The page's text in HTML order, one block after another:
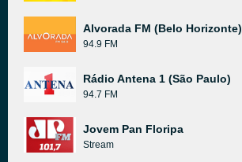
Alvorada FM (Belo Horizonte)
94.9 FM
Rádio Antena 1 (São Paulo)
94.7 FM
Jovem Pan Floripa
Stream